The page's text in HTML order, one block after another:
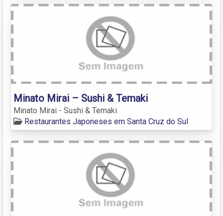
Minato Mirai – Sushi & Temaki
Minato Mirai - Sushi & Temaki
Restaurantes Japoneses em Santa Cruz do Sul